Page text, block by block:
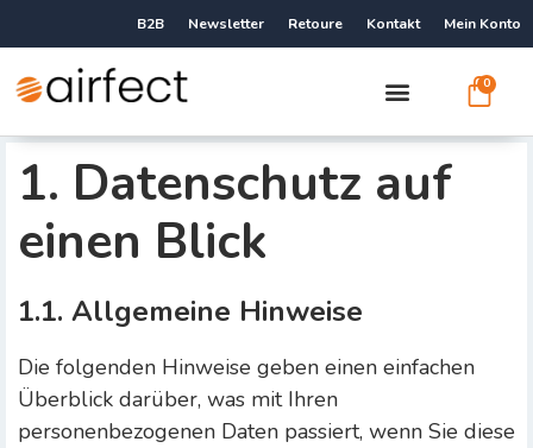
B2B Newsletter Retoure Kontakt Mein Konto
0
1. Datenschutz auf
einen Blick
1.1. Allgemeine Hinweise
Die folgenden Hinweise geben einen einfachen
Überblick darüber, was mit Ihren
personenbezogenen Daten passiert, wenn Sie diese